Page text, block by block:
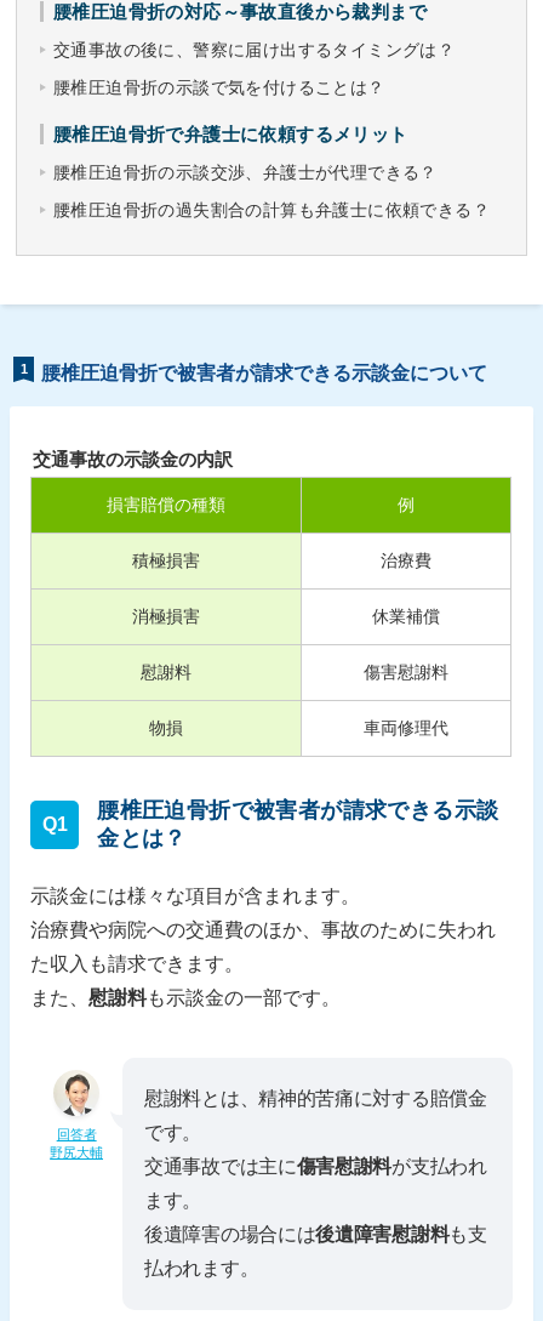
腰椎圧迫骨折の対応～事故直後から裁判まで
交通事故の後に、警察に届け出するタイミングは？
腰椎圧迫骨折の示談で気を付けることは？
腰椎圧迫骨折で弁護士に依頼するメリット
腰椎圧迫骨折の示談交渉、弁護士が代理できる？
腰椎圧迫骨折の過失割合の計算も弁護士に依頼できる？
1 腰椎圧迫骨折で被害者が請求できる示談金について
交通事故の示談金の内訳
損害賠償の種類 例
積極損害 治療費
消極損害 休業補償
慰謝料 傷害慰謝料
物損 車両修理代
Q1
腰椎圧迫骨折で被害者が請求できる示談
金とは？
示談金には様々な項目が含まれます。
治療費や病院への交通費のほか、事故のために失われ
た収入も請求できます。
また、慰謝料も示談金の一部です。
回答者
野尻大輔
慰謝料とは、精神的苦痛に対する賠償金
です。
交通事故では主に傷害慰謝料が支払われ
ます。
後遺障害の場合には後遺障害慰謝料も支
払われます。